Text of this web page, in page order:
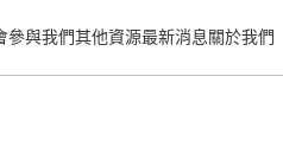
參與我們其他資源最新消息關於我們